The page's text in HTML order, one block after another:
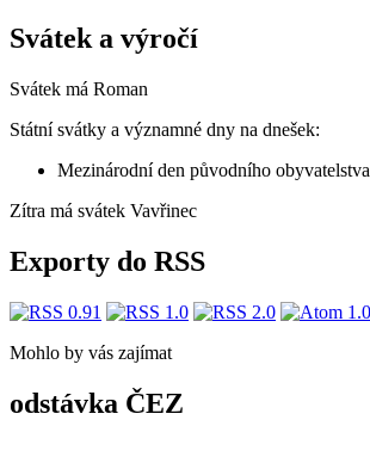
Svátek a výročí
Svátek má Roman
Státní svátky a významné dny na dnešek:
Mezinárodní den původního obyvatelstva
Zítra má svátek Vavřinec
Exporty do RSS
Mohlo by vás zajímat
odstávka ČEZ